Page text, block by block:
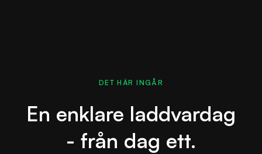
DET HÄR INGÅR
En enklare laddvardag
- från dag ett.